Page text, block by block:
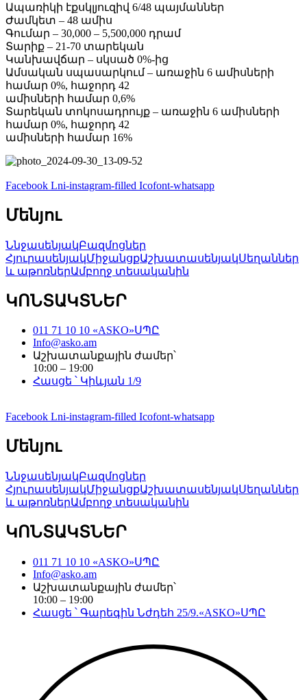
Ապառիկի էքսկլյուզիվ 6/48 պայմաններ
Ժամկետ – 48 ամիս
Գումար – 30,000 – 5,500,000 դրամ
Տարիք – 21-70 տարեկան
Կանխավճար – սկսած 0%-ից
Ամսական սպասարկում – առաջին 6 ամիսների
համար 0%, հաջորդ 42
ամիսների համար 0,6%
Տարեկան տոկոսադրույք – առաջին 6 ամիսների
համար 0%, հաջորդ 42
ամիսների համար 16%
Facebook Lni-instagram-filled Icofont-whatsapp
Մենյու
ՆնջասենյակԲազմոցներ
ՀյուրասենյակՄիջանցքԱշխատասենյակՍեղաններ
և աթոռներԱմբողջ տեսականին
ԿՈՆՏԱԿՏՆԵՐ
011 71 10 10 «ASKO»ՍՊԸ
Info@asko.am
Աշխատանքային ժամեր՝
10:00 – 19:00
Հասցե ՝ Կիևյան 1/9
Facebook Lni-instagram-filled Icofont-whatsapp
Մենյու
ՆնջասենյակԲազմոցներ
ՀյուրասենյակՄիջանցքԱշխատասենյակՍեղաններ
և աթոռներԱմբողջ տեսականին
ԿՈՆՏԱԿՏՆԵՐ
011 71 10 10 «ASKO»ՍՊԸ
Info@asko.am
Աշխատանքային ժամեր՝
10:00 – 19:00
Հասցե ՝ Գարեգին Նժդեհ 25/9.«ASKO»ՍՊԸ